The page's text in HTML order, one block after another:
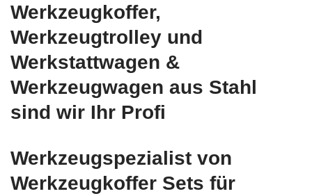
Werkzeugkoffer,
Werkzeugtrolley und
Werkstattwagen &
Werkzeugwagen aus Stahl
sind wir Ihr Profi
Werkzeugspezialist von
Werkzeugkoffer Sets für